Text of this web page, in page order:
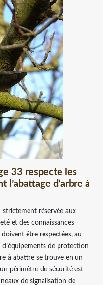
33 respecte les
l’abattage d’arbre à
strictement réservée aux
et des connaissances
être respectées, au
de protection
à abattre se trouve en un
périmètre de sécurité est
de signalisation de